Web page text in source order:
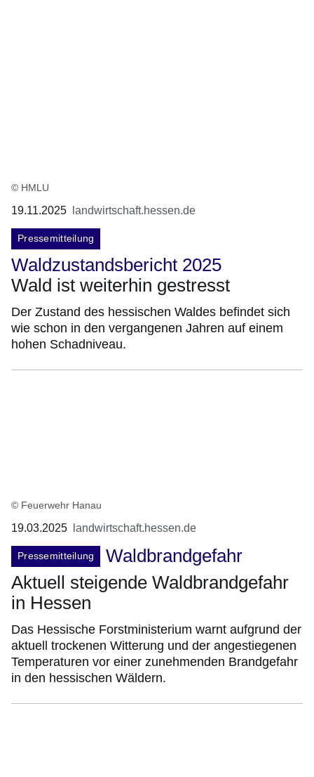
© HMLU
19.11.2025 landwirtschaft.hessen.de
Pressemitteilung
Waldzustandsbericht 2025
Wald ist weiterhin gestresst
Der Zustand des hessischen Waldes befindet sich
wie schon in den vergangenen Jahren auf einem
hohen Schadniveau.
© Feuerwehr Hanau
19.03.2025 landwirtschaft.hessen.de
Pressemitteilung
Waldbrandgefahr
Aktuell steigende Waldbrandgefahr
in Hessen
Das Hessische Forstministerium warnt aufgrund der
aktuell trockenen Witterung und der angestiegenen
Temperaturen vor einer zunehmenden Brandgefahr
in den hessischen Wäldern.